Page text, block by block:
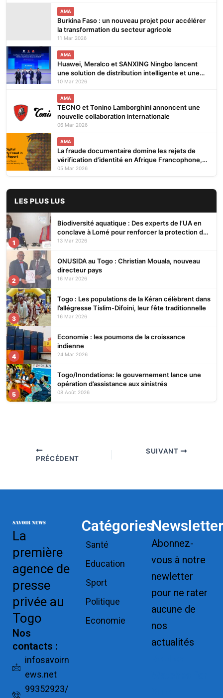
AMA
Burkina Faso : un nouveau projet pour accélérer
la transformation du secteur agricole
11 Mar 2026
AMA
Huawei, Meralco et SANXING Ningbo lancent
une solution de distribution intelligente et une
initiative phare
10 Mar 2026
AMA
TECNO et Tonino Lamborghini annoncent une
nouvelle collaboration internationale
06 Mar 2026
AMA
La fraude documentaire domine les rejets de
vérification d’identité en Afrique Francophone,
selon le rapport 2026 de Smile ID
05 Mar 2026
LES PLUS LUS
1
Biodiversité aquatique : Des experts de l’UA en
conclave à Lomé pour renforcer la protection des
écosystèmes
13 Mar 2026
2
ONUSIDA au Togo : Christian Mouala, nouveau
directeur pays
16 Mar 2026
3
Togo : Les populations de la Kéran célèbrent dans
l’allégresse Tislim-Difoini, leur fête traditionnelle
16 Mar 2026
4
Economie : les poumons de la croissance
indienne
24 Mar 2026
5
Togo/Inondations: le gouvernement lance une
opération d’assistance aux sinistrés
08 Août 2026
PRÉCÉDENT
SUIVANT
La
première
agence de
presse
privée au
Togo
Nos
contacts :
infosavoirn
ews.net
99352923/
Catégories
Santé
Education
Sport
Politique
Economie
Newsletter
Abonnez-
vous à notre
newletter
pour ne rater
aucune de
nos
actualités